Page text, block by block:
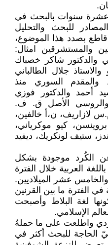
عشرة سنوات بالبحث في
للبحث والتحليل
بصدد هذا الموضوع،
والمستشرقين امثال:
والدكتور شاكر خصباك
جلال الطالباني
والمقدم السوري منذ
أحمد والدكتور فوزي
والروسي الأصل ق. ف.
لازاريف، ن،أ خالفين،
كيو موكرياني،
ستيف لونكريك، ديفيد
عن الكُرد موجودة بشكل
العربية خلال الفترة
والخامس عشر الميلاديين.
الفترة ما بين القرنين
لغة البلاط وأصبحت
الإسلامي.
واطلعت على ما حملهُ
الحاجة للبحث أكثر في